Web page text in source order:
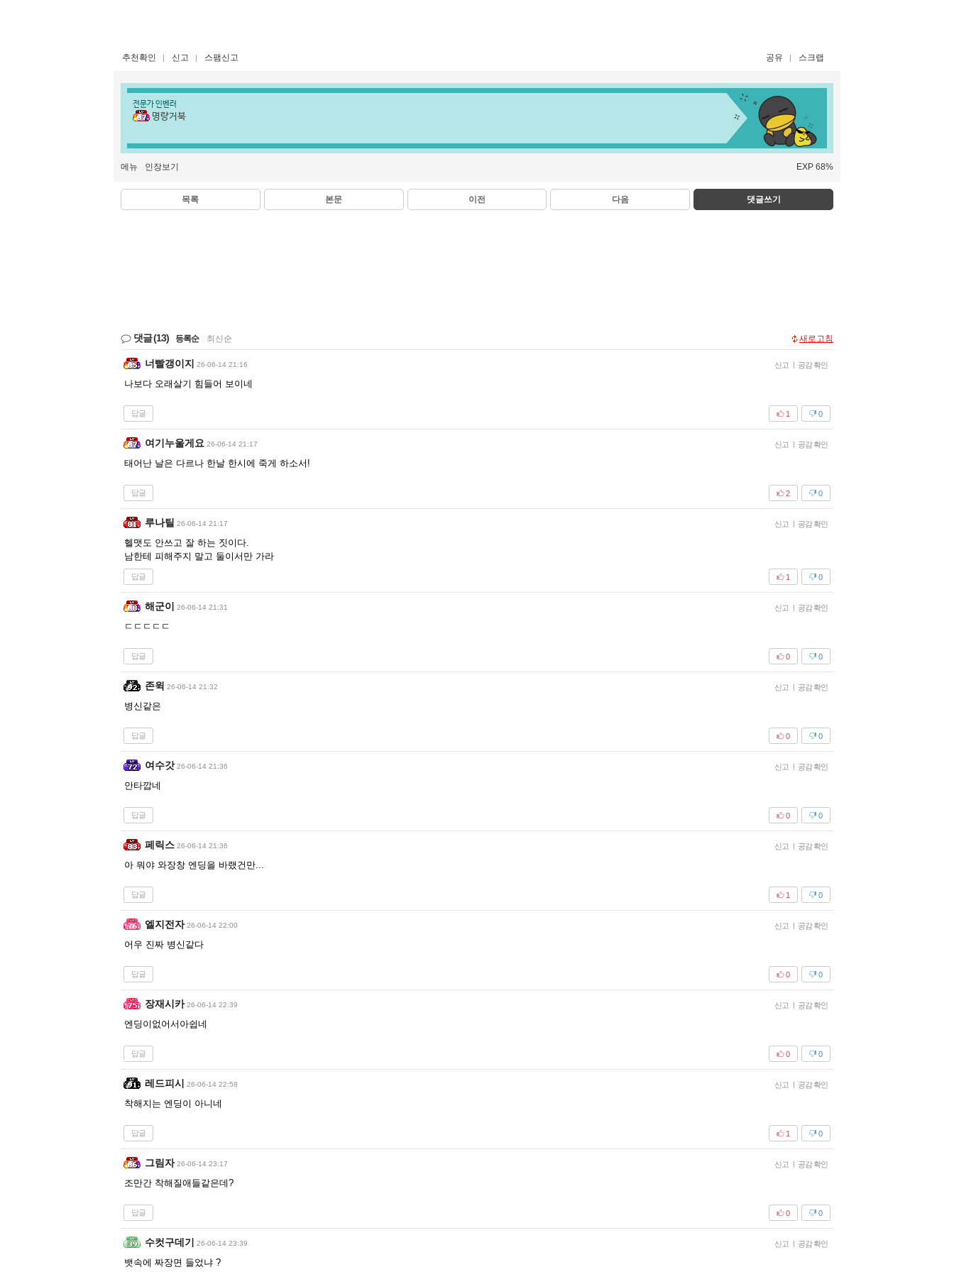
추천확인 신고 스팸신고 공유 스크랩
전문가 인벤러
명량거북
메뉴 인장보기 EXP 68%
목록 본문 이전 다음 댓글쓰기
댓글(13) 등록순 최신순 새로고침
너빨갱이지 26-06-14 21:16 신고 | 공감 확인
나보다 오래살기 힘들어 보이네
답글 0
1
여기누울게요 26-06-14 21:17 신고 | 공감 확인
태어난 날은 다르나 한날 한시에 죽게 하소서!
답글 0
2
루나틸 26-06-14 21:17 신고 | 공감 확인
헬맷도 안쓰고 잘 하는 짓이다.
남한테 피해주지 말고 둘이서만 가라
답글 0
1
해군이 26-06-14 21:31 신고 | 공감 확인
ㄷㄷㄷㄷㄷ
답글 0
0
존윅 26-06-14 21:32 신고 | 공감 확인
병신같은
답글 0
0
여수갓 26-06-14 21:36 신고 | 공감 확인
안타깝네
답글 0
0
페릭스 26-06-14 21:36 신고 | 공감 확인
아 뭐야 와장창 엔딩을 바랬건만...
답글 0
1
엘지전자 26-06-14 22:00 신고 | 공감 확인
어우 진짜 병신같다
답글 0
0
장재시카 26-06-14 22:39 신고 | 공감 확인
엔딩이없어서아쉽네
답글 0
0
레드피시 26-06-14 22:58 신고 | 공감 확인
착해지는 엔딩이 아니네
답글 0
1
그림자 26-06-14 23:17 신고 | 공감 확인
조만간 착해질애들같은데?
답글 0
0
수컷구데기 26-06-14 23:39 신고 | 공감 확인
뱃속에 짜장면 들었냐 ?